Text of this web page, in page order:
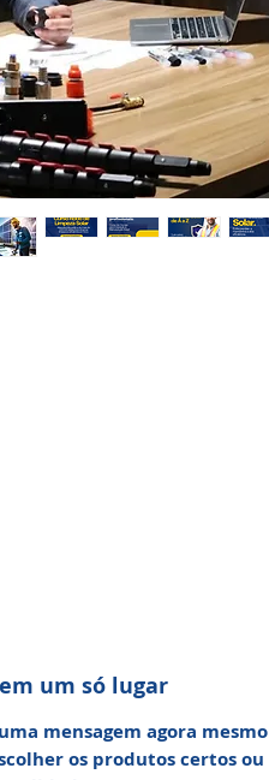
um só lugar
mensagem agora mesmo
os produtos certos ou